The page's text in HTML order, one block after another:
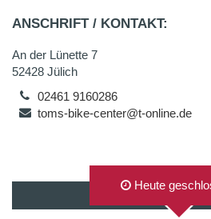
ANSCHRIFT / KONTAKT:
An der Lünette 7
52428 Jülich
02461 9160286
toms-bike-center@t-online.de
AUF GOOGLEMAPS
Heute